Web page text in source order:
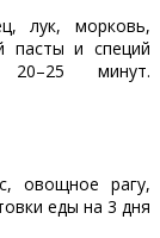
лук, морковь,
пасты и специй
минут.
овощное рагу,